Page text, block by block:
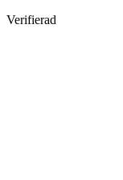
Verifierad